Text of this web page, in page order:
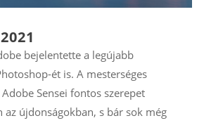
bejelentette a legújabb
ét is. A mesterséges
Sensei fontos szerepet
az újdonságokban, s bár sok még